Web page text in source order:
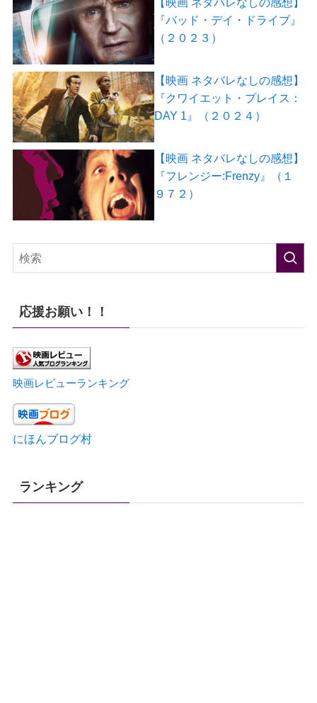
『バッド・デイ・ドライブ』
（２０２３）
【映画 ネタバレなしの感想】
『クワイエット・プレイス：
DAY 1』（２０２４）
【映画 ネタバレなしの感想】
『フレンジー:Frenzy』（１
９７２）
応援お願い！！
映画レビューランキング
にほんブログ村
ランキング